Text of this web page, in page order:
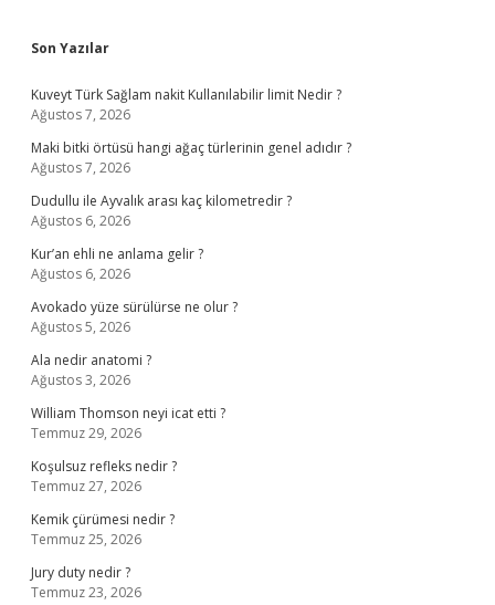
Son Yazılar
Kuveyt Türk Sağlam nakit Kullanılabilir limit Nedir ?
Ağustos 7, 2026
Maki bitki örtüsü hangi ağaç türlerinin genel adıdır ?
Ağustos 7, 2026
Dudullu ile Ayvalık arası kaç kilometredir ?
Ağustos 6, 2026
Kur’an ehli ne anlama gelir ?
Ağustos 6, 2026
Avokado yüze sürülürse ne olur ?
Ağustos 5, 2026
Ala nedir anatomi ?
Ağustos 3, 2026
William Thomson neyi icat etti ?
Temmuz 29, 2026
Koşulsuz refleks nedir ?
Temmuz 27, 2026
Kemik çürümesi nedir ?
Temmuz 25, 2026
Jury duty nedir ?
Temmuz 23, 2026